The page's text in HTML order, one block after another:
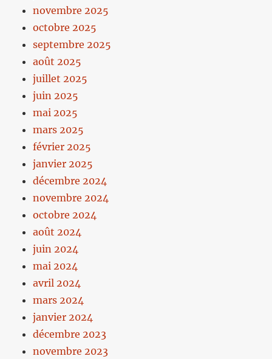
novembre 2025
octobre 2025
septembre 2025
août 2025
juillet 2025
juin 2025
mai 2025
mars 2025
février 2025
janvier 2025
décembre 2024
novembre 2024
octobre 2024
août 2024
juin 2024
mai 2024
avril 2024
mars 2024
janvier 2024
décembre 2023
novembre 2023